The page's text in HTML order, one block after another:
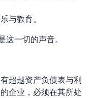
与教育。
这一切的声音。
超越资产负债表与利
企业，必须在其所处